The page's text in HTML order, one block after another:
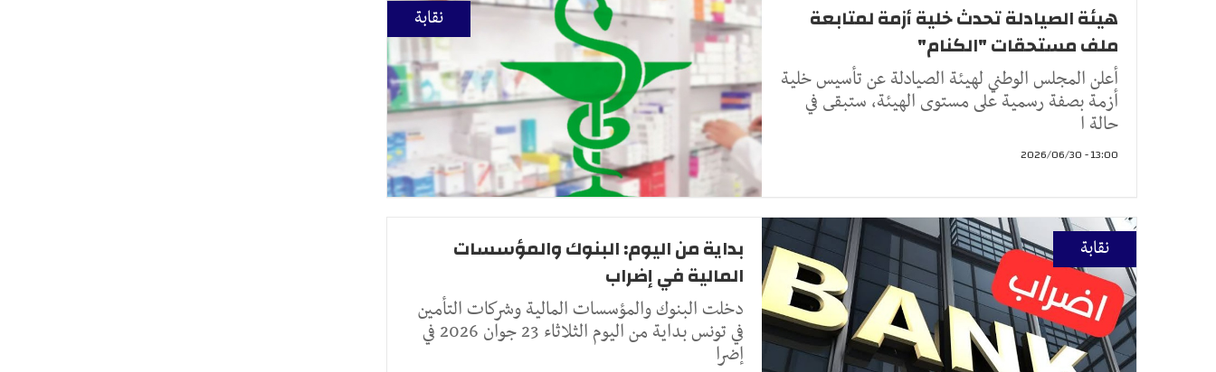
نقابة
هيئة الصيادلة تحدث خلية أزمة لمتابعة
ملف مستحقات "الكنام"
أعلن المجلس الوطني لهيئة الصيادلة عن تأسيس خلية
أزمة بصفة رسمية على مستوى الهيئة، ستبقى في
حالة ا
13:00 - 2026/06/30
نقابة
بداية من اليوم: البنوك والمؤسسات
المالية في إضراب
دخلت البنوك والمؤسسات المالية وشركات التأمين
في تونس بداية من اليوم الثلاثاء 23 جوان 2026 في
إضرا